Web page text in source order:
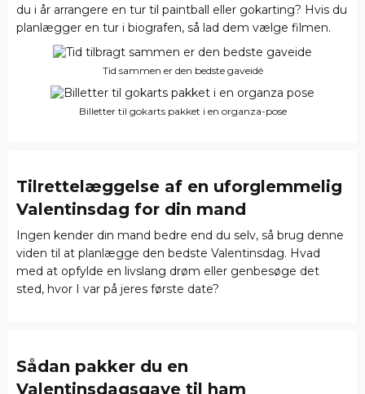
du i år arrangere en tur til paintball eller gokarting? Hvis du
planlægger en tur i biografen, så lad dem vælge filmen.
Tid sammen er den bedste gaveidé
Billetter til gokarts pakket i en organza-pose
Tilrettelæggelse af en uforglemmelig
Valentinsdag for din mand
Ingen kender din mand bedre end du selv, så brug denne
viden til at planlægge den bedste Valentinsdag. Hvad
med at opfylde en livslang drøm eller genbesøge det
sted, hvor I var på jeres første date?
Sådan pakker du en
Valentinsdagsgave til ham